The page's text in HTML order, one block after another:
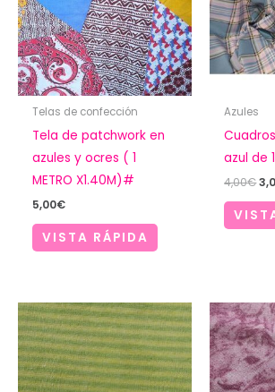
Telas de confección
Tela de patchwork en
azules y ocres ( 1
METRO X1.40M)#
5,00€
VISTA RÁPIDA
Azules
azul de
4,00€El